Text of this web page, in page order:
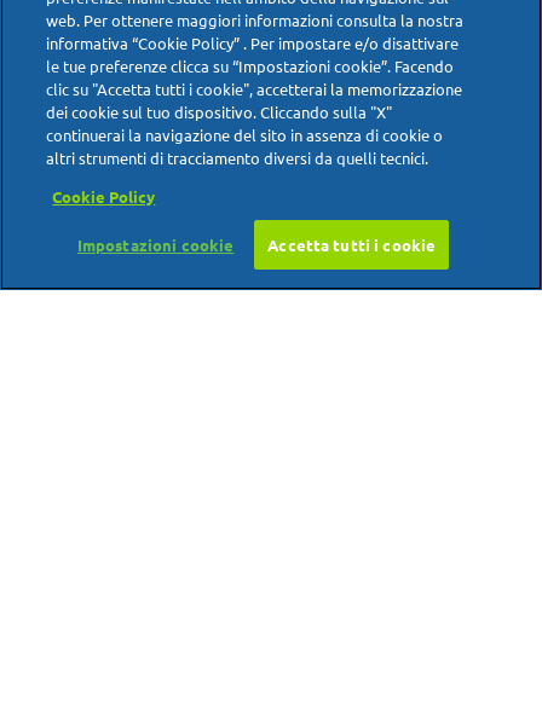
Prossimo articolo
web. Per ottenere maggiori informazioni consulta la nostra
informativa “Cookie Policy” . Per impostare e/o disattivare
le tue preferenze clicca su “Impostazioni cookie”. Facendo
clic su "Accetta tutti i cookie", accetterai la memorizzazione
dei cookie sul tuo dispositivo. Cliccando sulla "X"
continuerai la navigazione del sito in assenza di cookie o
altri strumenti di tracciamento diversi da quelli tecnici.
Cookie Policy
Impostazioni cookie Accetta tutti i cookie